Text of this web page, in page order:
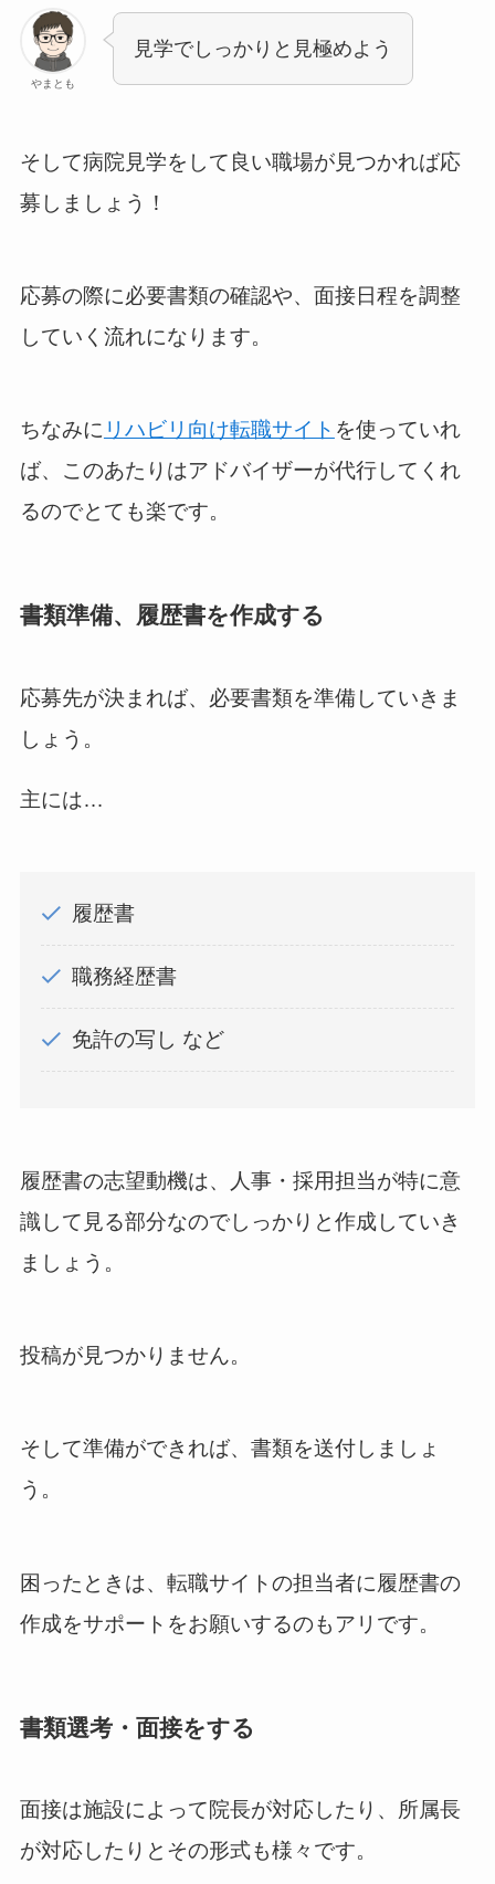
やまとも
見学でしっかりと見極めよう
そして病院見学をして良い職場が見つかれば応
募しましょう！
応募の際に必要書類の確認や、面接日程を調整
していく流れになります。
ちなみに リハビリ向け転職サイト を使っていれ
ば、このあたりはアドバイザーが代行してくれ
るのでとても楽です。
書類準備、履歴書を作成する
応募先が決まれば、必要書類を準備していきま
しょう。
主には…
履歴書
職務経歴書
免許の写し など
履歴書の志望動機は、人事・採用担当が特に意
識して見る部分なのでしっかりと作成していき
ましょう。
投稿が見つかりません。
そして準備ができれば、書類を送付しましょ
う。
困ったときは、転職サイトの担当者に履歴書の
作成をサポートをお願いするのもアリです。
書類選考・面接をする
面接は施設によって院長が対応したり、所属長
が対応したりとその形式も様々です。